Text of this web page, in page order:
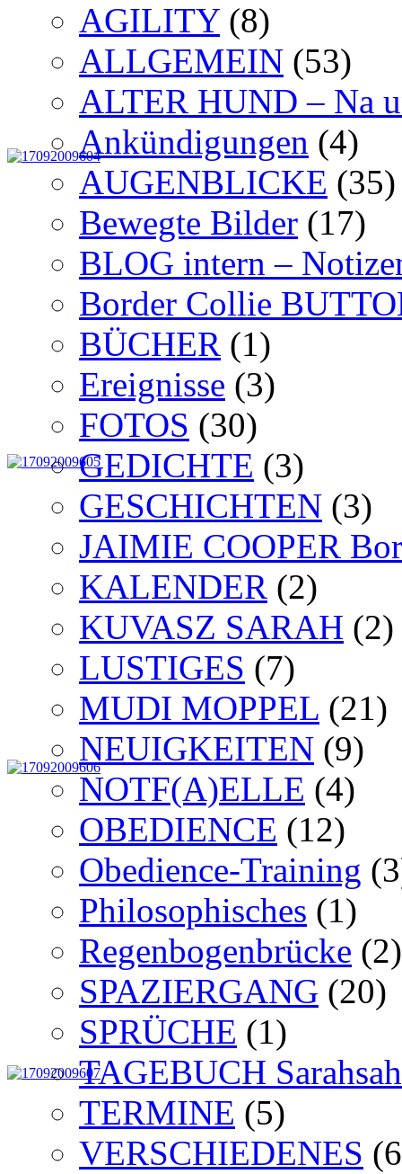
AGILITY(8)
ALLGEMEIN (53)
ALTER HUND – Na
Ankündigungen (4)
AUGENBLICKE (35)
Bewegte Bilder (17)
BLOG intern –
Border Collie
BÜCHER (1)
Ereignisse (3)
FOTOS (30)
GEDICHTE (3)
GESCHICHTEN (3)
JAIMIE COOPER
KALENDER (2)
KUVASZ SARAH (2)
LUSTIGES (7)
MUDI MOPPEL (21)
NEUIGKEITEN (9)
NOTF(A)ELLE (4)
OBEDIENCE (12)
Obedience-Training
Philosophisches (1)
Regenbogenbrücke (2)
SPAZIERGANG (20)
SPRÜCHE (1)
TAGEBUCH
TERMINE (5)
VERSCHIEDENES